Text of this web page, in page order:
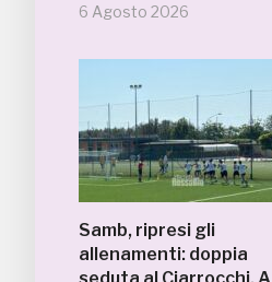
6 Agosto 2026
Samb, ripresi gli
allenamenti: doppia